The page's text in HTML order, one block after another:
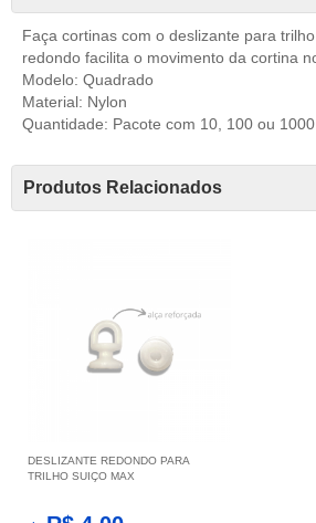
Faça cortinas com o deslizante para
redondo facilita o movimento da cortina
Modelo: Quadrado
Material: Nylon
Quantidade: Pacote com 10, 100 ou 1000
Produtos Relacionados
DESLIZANTE REDONDO PARA
TRILHO SUIÇO MAX